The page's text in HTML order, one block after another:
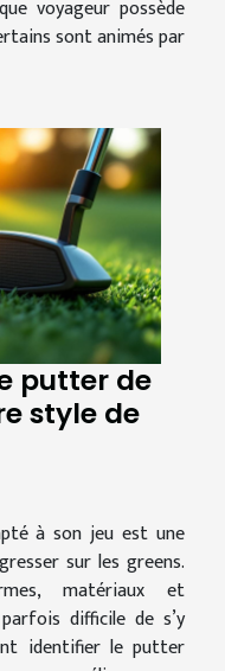
voyageur possède
sont animés par
putter de
style de
à son jeu est une
sur les greens.
matériaux et
difficile de s’y
identifier le putter